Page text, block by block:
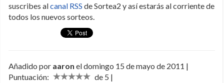
suscribes alcanal RSS de Sortea2 y así estarás al corriente de
todos los nuevos sorteos.
Añadido por aaron el domingo 15 de mayo de 2011 |
Puntuación:
de 5 |